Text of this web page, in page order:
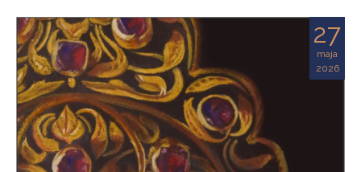
27
maja
2026